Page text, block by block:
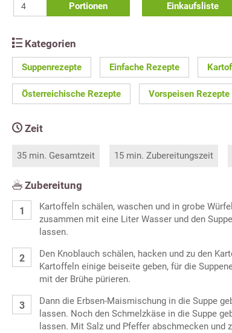
Portionen Einkaufsliste
Kategorien
Suppenrezepte Einfache Rezepte
Österreichische Rezepte Vorspeisen Rezepte
Zeit
35 min. Gesamtzeit 15 min. Zubereitungszeit
Zubereitung
Kartoffeln schälen, waschen und in grobe
zusammen mit eine Liter Wasser und den
lassen.
Den Knoblauch schälen, hacken und zu den
Kartoffeln einige beiseite geben, für die
mit der Brühe pürieren.
Dann die Erbsen-Maismischung in die Suppe
lassen. Noch den Schmelzkäse in die Suppe
lassen. Mit Salz und Pfeffer abschmecken und